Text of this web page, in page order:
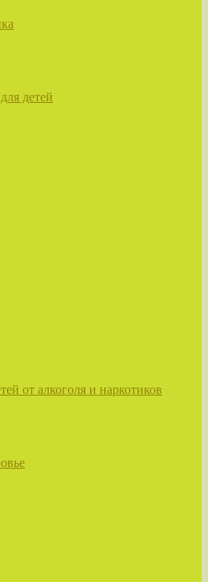
детей
от алкоголя и наркотиков